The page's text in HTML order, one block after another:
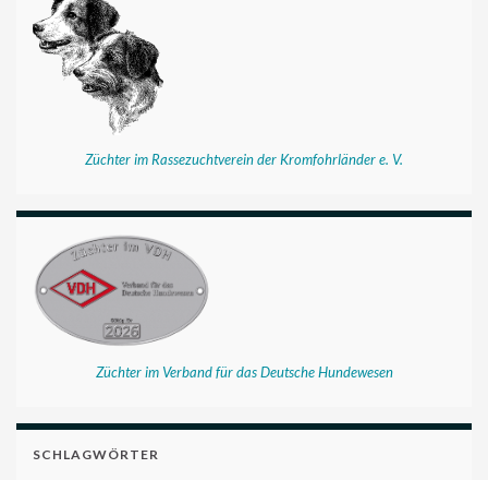
Züchter im Rassezuchtverein der Kromfohrländer e. V.
Züchter im Verband für das Deutsche Hundewesen
SCHLAGWÖRTER